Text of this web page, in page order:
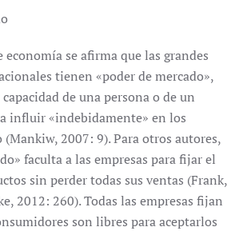
economía se afirma que las grandes
tienen «poder de mercado»,
de una persona o de un
influir «indebidamente» en los
(Mankiw, 2007: 9). Para otros autores,
faculta a las empresas para fijar el
sin perder todas sus ventas (Frank,
2012: 260). Todas las empresas fijan
son libres para aceptarlos